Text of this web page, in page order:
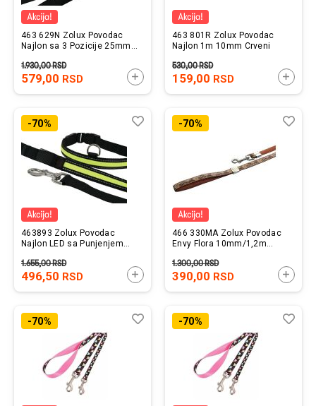
463 629N Zolux Povodac
Najlon sa 3 Pozicije 25mm
579,00 RSD
1.930,00RSD
DODAJTE U KORPU
463 801R Zolux Povodac
Najlon 1m 10mm Crveni
159,00 RSD
530,00RSD
-70%
463893 Zolux Povodac
Najlon LED sa Punjenjem
496,50 RSD
1.655,00RSD
DODAJTE U KORPU
Lista
Uporedi-70%
466 330MA Zolux Povodac
Envy Flora 10mm/1,2m
390,00 RSD
1.300,00RSD
-70%
Lista
Uporedi-70%